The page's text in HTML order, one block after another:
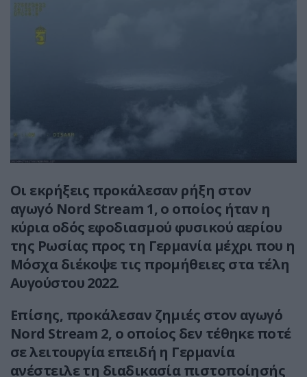
Οι εκρήξεις προκάλεσαν ρήξη στον
αγωγό Nord Stream 1, ο οποίος ήταν η
κύρια οδός εφοδιασμού φυσικού αερίου
της Ρωσίας προς τη Γερμανία μέχρι που η
Μόσχα διέκοψε τις προμήθειες στα τέλη
Αυγούστου 2022.
Επίσης, προκάλεσαν ζημιές στον αγωγό
Nord Stream 2, ο οποίος δεν τέθηκε ποτέ
σε λειτουργία επειδή η Γερμανία
ανέστειλε τη διαδικασία πιστοποίησής